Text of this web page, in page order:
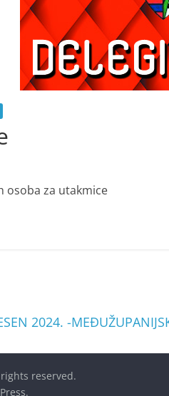
osoba za utakmice
2024. -
reserved.
.